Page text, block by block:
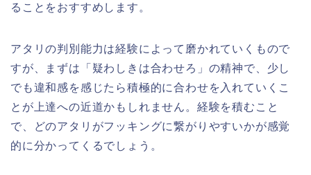
ることをおすすめします。
アタリの判別能力は経験によって磨かれていくもので
すが、まずは「疑わしきは合わせろ」の精神で、少し
でも違和感を感じたら積極的に合わせを入れていくこ
とが上達への近道かもしれません。経験を積むこと
で、どのアタリがフッキングに繋がりやすいかが感覚
的に分かってくるでしょう。